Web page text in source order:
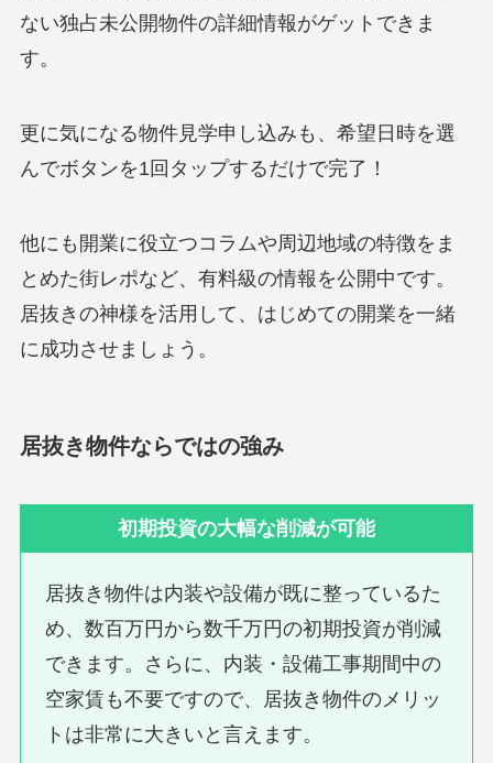
ない独占未公開物件の詳細情報がゲットできま
す。
更に気になる物件見学申し込みも、希望日時を選
んでボタンを1回タップするだけで完了！
他にも開業に役立つコラムや周辺地域の特徴をま
とめた街レポなど、有料級の情報を公開中です。
居抜きの神様を活用して、はじめての開業を一緒
に成功させましょう。
居抜き物件ならではの強み
初期投資の大幅な削減が可能
居抜き物件は内装や設備が既に整っているた
め、数百万円から数千万円の初期投資が削減
できます。さらに、内装・設備工事期間中の
空家賃も不要ですので、居抜き物件のメリッ
トは非常に大きいと言えます。